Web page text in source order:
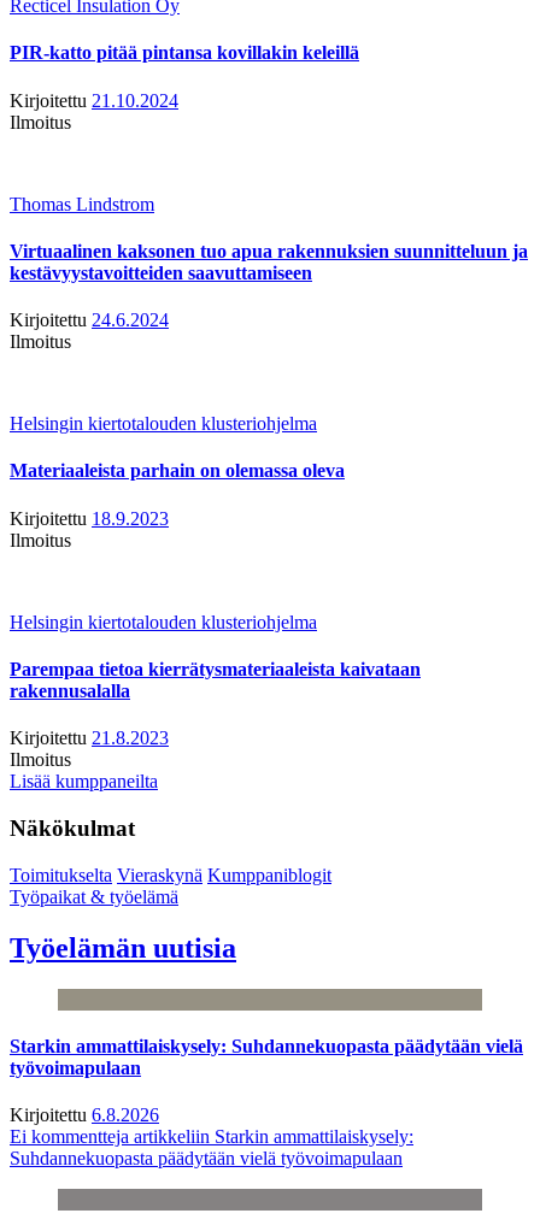
Recticel Insulation Oy
PIR-katto pitää pintansa kovillakin keleillä
Kirjoitettu 21.10.2024
Ilmoitus
Thomas Lindstrom
Virtuaalinen kaksonen tuo apua rakennuksien suunnitteluun ja
kestävyystavoitteiden saavuttamiseen
Kirjoitettu 24.6.2024
Ilmoitus
Helsingin kiertotalouden klusteriohjelma
Materiaaleista parhain on olemassa oleva
Kirjoitettu 18.9.2023
Ilmoitus
Helsingin kiertotalouden klusteriohjelma
Parempaa tietoa kierrätysmateriaaleista kaivataan
rakennusalalla
Kirjoitettu 21.8.2023
Ilmoitus
Lisää kumppaneilta
Näkökulmat
Toimitukselta Vieraskynä Kumppaniblogit
Työpaikat & työelämä
Työelämän uutisia
Starkin ammattilaiskysely: Suhdannekuopasta päädytään vielä
työvoimapulaan
Kirjoitettu 6.8.2026
Ei kommentteja artikkeliin Starkin ammattilaiskysely:
Suhdannekuopasta päädytään vielä työvoimapulaan